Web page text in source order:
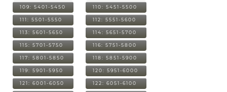
109: 5401-5450 110: 5451-5500
111: 5501-5550 112: 5551-5600
113: 5601-5650 114: 5651-5700
115: 5701-5750 116: 5751-5800
117: 5801-5850 118: 5851-5900
119: 5901-5950 120: 5951-6000
121: 6001-6050 122: 6051-6100